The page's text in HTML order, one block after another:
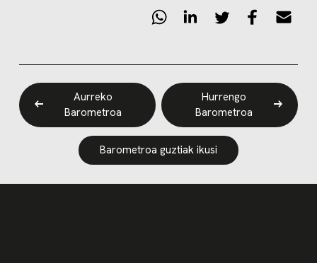
Aurreko
Barometroa
Hurrengo
Barometroa
Barometroa guztiak ikusi